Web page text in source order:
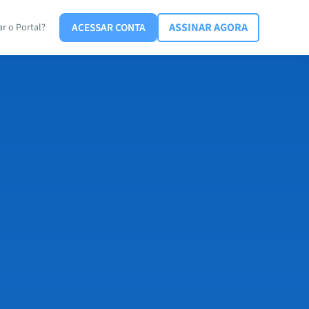
o Portal? ACESSAR CONTA ASSINAR AGORA